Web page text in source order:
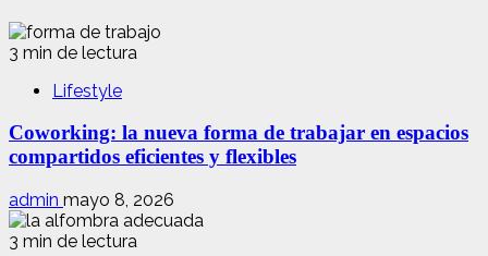
3 min de lectura
Lifestyle
Coworking: la nueva forma de trabajar en espacios
compartidos eficientes y flexibles
admin mayo 8, 2026
3 min de lectura